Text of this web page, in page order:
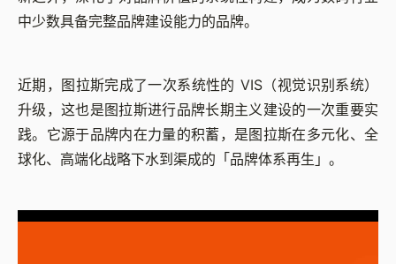
中少数具备完整品牌建设能力的品牌。
近期，图拉斯完成了一次系统性的 VIS（视觉识别系统）
升级，这也是图拉斯进行品牌长期主义建设的一次重要实
践。它源于品牌内在力量的积蓄，是图拉斯在多元化、全
球化、高端化战略下水到渠成的「品牌体系再生」。